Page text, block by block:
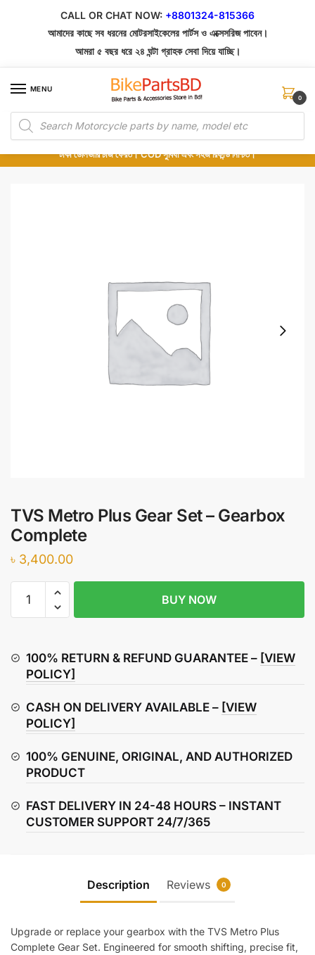
CALL OR CHAT NOW: +8801324-815366
আমাদের কাছে সব ধরনের মোটরসাইকেলের পার্টস ও এক্সেসরিজ পাবেন।
আমরা ৫ বছর ধরে ২৪ ঘন্টা গ্রাহক সেবা দিয়ে যাচ্ছি।
MENU
Products
search
0
১০০% অরিজিনাল পার্টস – শোরুম থেকে সরাসরি সংগ্রহ এবং শুধুমাত্র কুরিয়ার সার্ভিসে ডেলিভারি।
অর্ডার করার পর পার্টের ছবি দেখুন। পছন্দ হলে Cash on Delivery দিন, না হলে ৫ মিনিটে ১৯৯
টাকা ডেলিভারি চার্জ ফেরত। COD সুবিধা এবং সহজ রিফান্ড নিশ্চিত।
TVS Metro Plus Gear Set – Gearbox
Complete
৳ 3,400.00
Metro
Set
Complete
quantity
BUY NOW
100% RETURN & REFUND GUARANTEE – [VIEW
POLICY]
CASH ON DELIVERY AVAILABLE – [VIEW
POLICY]
100% GENUINE, ORIGINAL, AND AUTHORIZED
PRODUCT
FAST DELIVERY IN 24-48 HOURS – INSTANT
CUSTOMER SUPPORT 24/7/365
Description Reviews 0
Upgrade or replace your gearbox with the TVS Metro Plus
Complete Gear Set. Engineered for smooth shifting, precise fit,